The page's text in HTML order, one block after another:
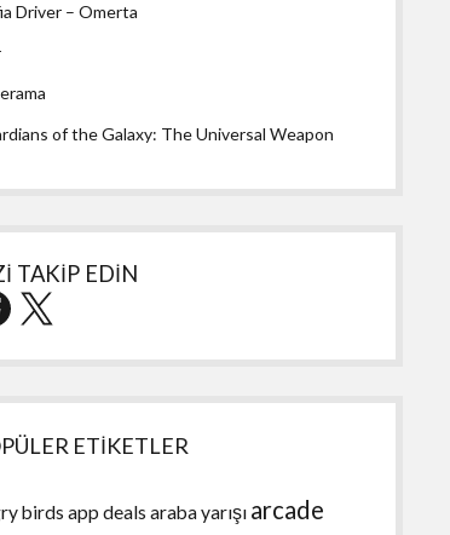
Driver – Omerta
of the Galaxy: The Universal Weapon
TAKİP EDİN
X
ETİKETLER
birds app deals araba yarışı arcade